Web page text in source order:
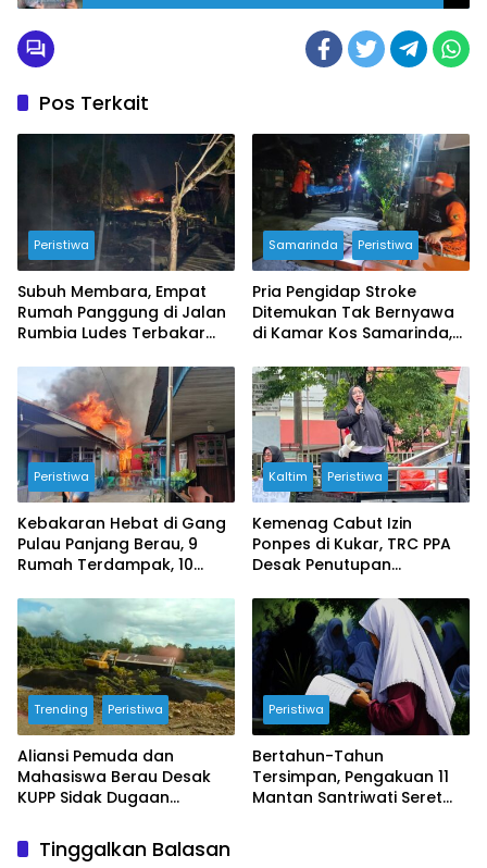
Bhayangkara ke-80
Pos Terkait
Peristiwa
Subuh Membara, Empat
Rumah Panggung di Jalan
Rumbia Ludes Terbakar
Samarinda Peristiwa
Pria Pengidap Stroke
Ditemukan Tak Bernyawa
di Kamar Kos Samarinda,
Tanda Kekerasan
Peristiwa
Kebakaran Hebat di Gang
Pulau Panjang Berau, 9
Rumah Terdampak, 10
Dikerahkan
Kaltim Peristiwa
Kemenag Cabut Izin
Ponpes di Kukar, TRC PPA
Desak Penutupan
Pencabulan
Trending Peristiwa
Aliansi Pemuda dan
Mahasiswa Berau Desak
KUPP Sidak Dugaan
di Tabalar, Ancam Gelar
Demo
Peristiwa
Bertahun-Tahun
Tersimpan, Pengakuan 11
Mantan Santriwati Seret
Tinggalkan Balasan